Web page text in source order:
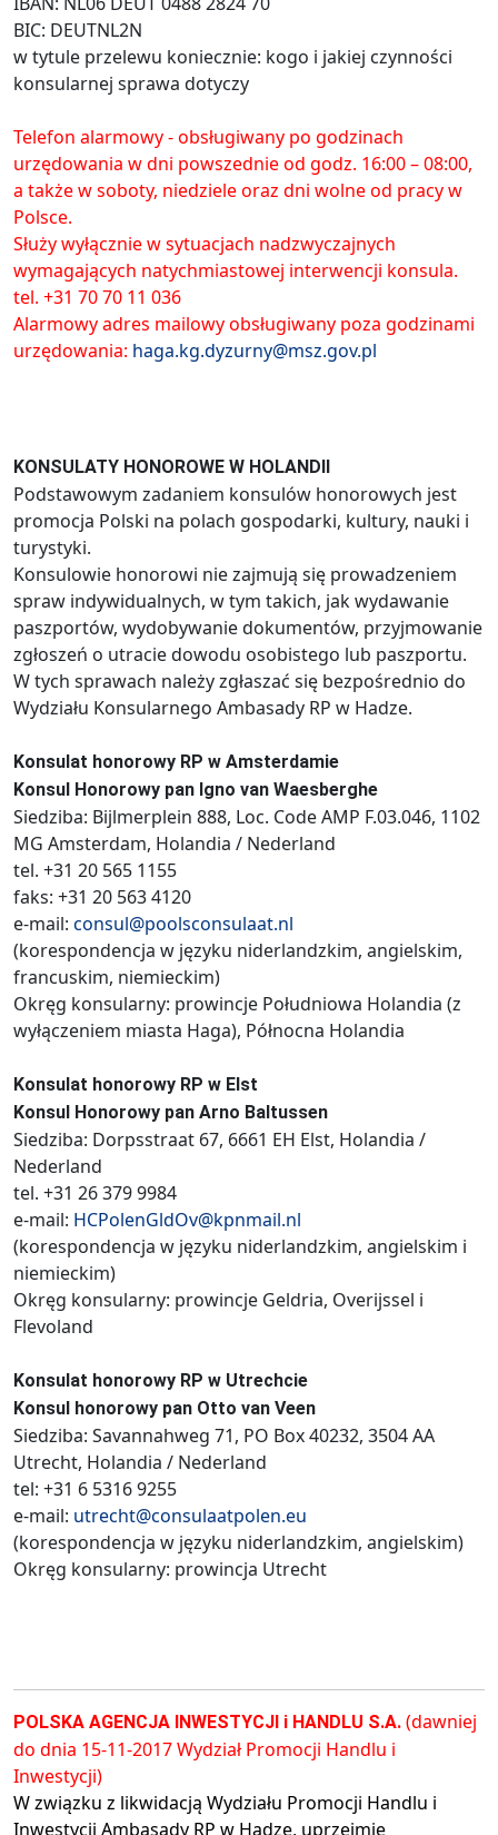
BIC: DEUTNL2N
w tytule przelewu koniecznie: kogo i jakiej czynności
konsularnej sprawa dotyczy
Telefon alarmowy - obsługiwany po godzinach
urzędowania w dni powszednie od godz. 16:00 – 08:00,
a także w soboty, niedziele oraz dni wolne od pracy w
Polsce.
Służy wyłącznie w sytuacjach nadzwyczajnych
wymagających natychmiastowej interwencji konsula.
tel. +31 70 70 11 036
Alarmowy adres mailowy obsługiwany poza godzinami
urzędowania: haga.kg.dyzurny@msz.gov.pl
KONSULATY HONOROWE W HOLANDII
Podstawowym zadaniem konsulów honorowych jest
promocja Polski na polach gospodarki, kultury, nauki i
turystyki.
Konsulowie honorowi nie zajmują się prowadzeniem
spraw indywidualnych, w tym takich, jak wydawanie
paszportów, wydobywanie dokumentów, przyjmowanie
zgłoszeń o utracie dowodu osobistego lub paszportu.
W tych sprawach należy zgłaszać się bezpośrednio do
Wydziału Konsularnego Ambasady RP w Hadze.
Konsulat honorowy RP w Amsterdamie
Konsul Honorowy pan Igno van Waesberghe
Siedziba: Bijlmerplein 888, Loc. Code AMP F.03.046, 1102
MG Amsterdam, Holandia / Nederland
tel. +31 20 565 1155
faks: +31 20 563 4120
e-mail: consul@poolsconsulaat.nl
(korespondencja w języku niderlandzkim, angielskim,
francuskim, niemieckim)
Okręg konsularny: prowincje Południowa Holandia (z
wyłączeniem miasta Haga), Północna Holandia
Konsulat honorowy RP w Elst
Konsul Honorowy pan Arno Baltussen
Siedziba: Dorpsstraat 67, 6661 EH Elst, Holandia /
Nederland
tel. +31 26 379 9984
e-mail: HCPolenGldOv@kpnmail.nl
(korespondencja w języku niderlandzkim, angielskim i
niemieckim)
Okręg konsularny: prowincje Geldria, Overijssel i
Flevoland
Konsulat honorowy RP w Utrechcie
Konsul honorowy pan Otto van Veen
Siedziba: Savannahweg 71, PO Box 40232, 3504 AA
Utrecht, Holandia / Nederland
tel: +31 6 5316 9255
e-mail: utrecht@consulaatpolen.eu
(korespondencja w języku niderlandzkim, angielskim)
Okręg konsularny: prowincja Utrecht
POLSKA AGENCJA INWESTYCJI i HANDLU S.A. (dawniej
do dnia 15-11-2017 Wydział Promocji Handlu i
Inwestycji)
W związku z likwidacją Wydziału Promocji Handlu i
Inwestycji Ambasady RP w Hadze, uprzejmie